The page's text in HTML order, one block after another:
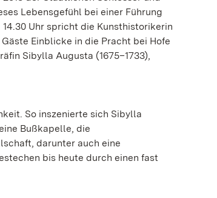
Lebensgefühl bei einer Führung
Uhr spricht die Kunsthistorikerin
Einblicke in die Pracht bei Hofe
Sibylla Augusta (1675–1733),
So inszenierte sich Sibylla
Bußkapelle, die
darunter auch eine
bis heute durch einen fast